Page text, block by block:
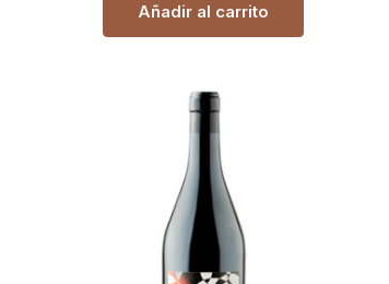
Añadir al carrito